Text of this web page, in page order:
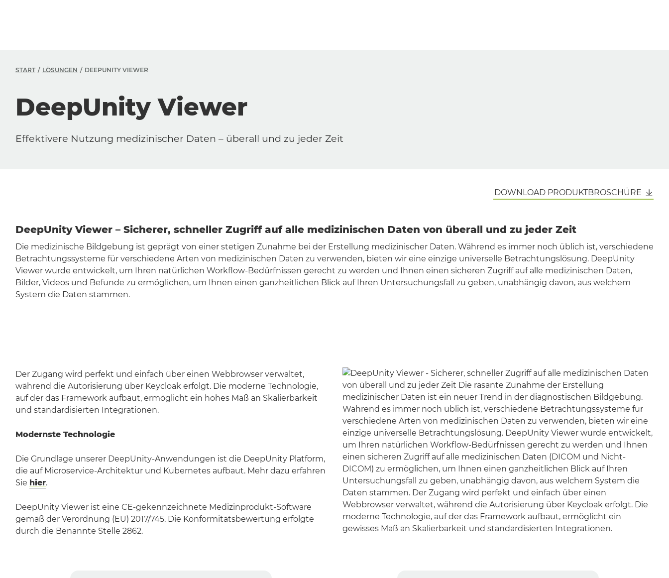
START LÖSUNGEN DEEPUNITY VIEWER
DeepUnity Viewer
Effektivere Nutzung medizinischer Daten – überall und zu jeder Zeit
DOWNLOAD PRODUKTBROSCHÜRE
DeepUnity Viewer – Sicherer, schneller Zugriff auf alle medizinischen Daten von überall und zu jeder Zeit
Die medizinische Bildgebung ist geprägt von einer stetigen Zunahme bei der Erstellung medizinischer Daten. Während es immer noch üblich ist, verschiedene
Betrachtungssysteme für verschiedene Arten von medizinischen Daten zu verwenden, bieten wir eine einzige universelle Betrachtungslösung. DeepUnity
Viewer wurde entwickelt, um Ihren natürlichen Workflow-Bedürfnissen gerecht zu werden und Ihnen einen sicheren Zugriff auf alle medizinischen Daten,
Bilder, Videos und Befunde zu ermöglichen, um Ihnen einen ganzheitlichen Blick auf Ihren Untersuchungsfall zu geben, unabhängig davon, aus welchem
System die Daten stammen.
Der Zugang wird perfekt und einfach über einen Webbrowser verwaltet,
während die Autorisierung über Keycloak erfolgt. Die moderne Technologie,
auf der das Framework aufbaut, ermöglicht ein hohes Maß an Skalierbarkeit
und standardisierten Integrationen.
Modernste Technologie
Die Grundlage unserer DeepUnity-Anwendungen ist die DeepUnity Platform,
die auf Microservice-Architektur und Kubernetes aufbaut. Mehr dazu erfahren
Sie hier.
DeepUnity Viewer ist eine CE-gekennzeichnete Medizinprodukt-Software
gemäß der Verordnung (EU) 2017/745. Die Konformitätsbewertung erfolgte
durch die Benannte Stelle 2862.